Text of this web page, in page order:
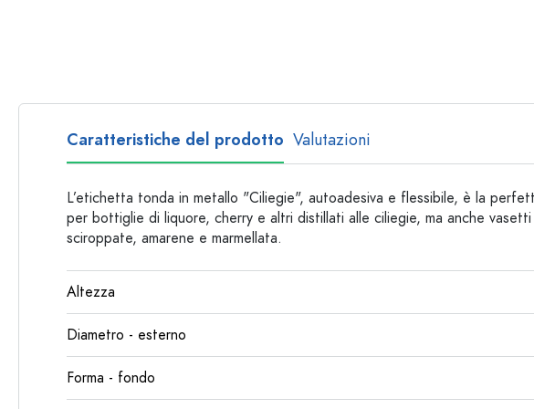
Bottiglie sfaccettate
Bottiglie
Bottiglie per materiale
Bottiglie di plastica
Bottiglie
Caratteristiche del prodotto Valutazioni
L’etichetta tonda in metallo "Ciliegie", autoadesiva e flessibile, è la
per bottiglie di liquore, cherry e altri distillati alle ciliegie, ma anche
sciroppate, amarene e marmellata.
Altezza
Diametro - esterno
Forma - fondo